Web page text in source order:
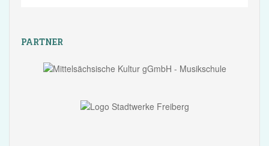
PARTNER